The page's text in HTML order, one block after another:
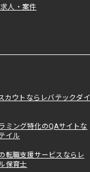
人・案件
カウトならレバテックダイ
ミング特化のQAサイトな
イル
転職支援サービスならレ
保育士